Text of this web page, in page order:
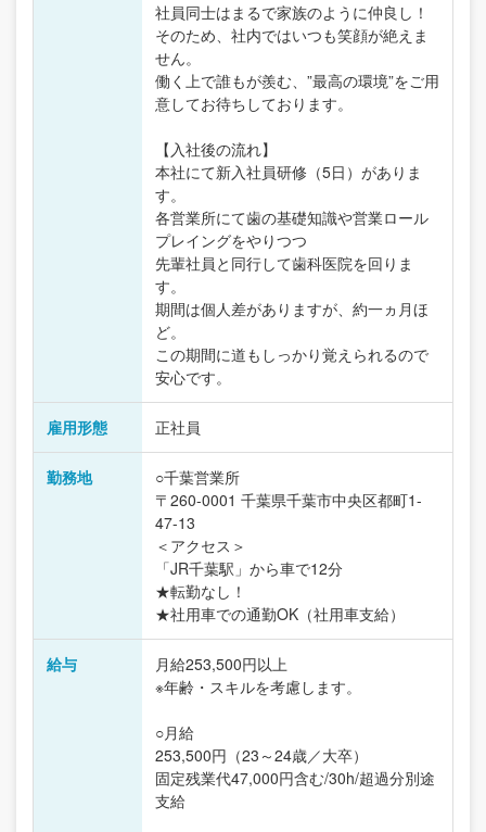
社員同士はまるで家族のように仲良し！
そのため、社内ではいつも笑顔が絶えま
せん。
働く上で誰もが羨む、”最高の環境”をご用
意してお待ちしております。
【入社後の流れ】
本社にて新入社員研修（5日）がありま
す。
各営業所にて歯の基礎知識や営業ロール
プレイングをやりつつ
先輩社員と同行して歯科医院を回りま
す。
期間は個人差がありますが、約一ヵ月ほ
ど。
この期間に道もしっかり覚えられるので
安心です。
雇用形態 正社員
勤務地
○千葉営業所
〒260-0001 千葉県千葉市中央区都町1-
47-13
＜アクセス＞
「JR千葉駅」から車で12分
★転勤なし！
★社用車での通勤OK（社用車支給）
給与
月給253,500円以上
※年齢・スキルを考慮します。
○月給
253,500円（23～24歳／大卒）
固定残業代47,000円含む/30h/超過分別途
支給